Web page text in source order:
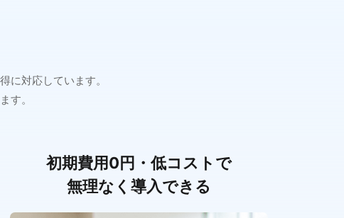
に対応しています。
す。
初期費用0円・低コストで
無理なく導入できる